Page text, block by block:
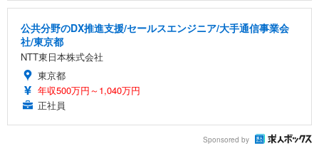
公共分野のDX推進支援/セールスエンジニア/大手通信事業会
社/東京都
NTT東日本株式会社
東京都
年収500万円～1,040万円
正社員
Sponsored by